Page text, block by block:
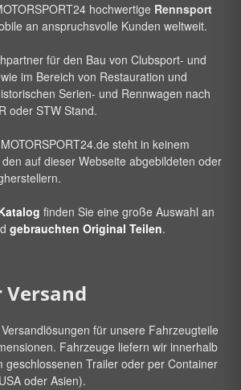
hochwertige Rennsport
an anspruchsvolle Kunden weltweit.
für den Bau von Clubsport- und
im Bereich von Restauration und
Serien- und Rennwagen nach
oder STW Stand.
MOTORSPORT24.de steht in keinem
auf dieser Webseite abgebildeten oder
finden Sie eine große Auswahl an
gebrauchten Original Teilen.
für unsere Fahrzeugteile
Fahrzeuge liefern wir innerhalb
geschlossenen Trailer oder per Container
oder Asien).